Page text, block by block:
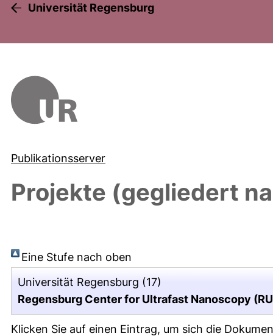
Universität Regensburg
Publikationsserver
Projekte (gegliedert
Eine Stufe nach oben
Universität Regensburg (17)
Regensburg Center for Ultrafast Nanoscopy
Klicken Sie auf einen Eintrag, um sich die